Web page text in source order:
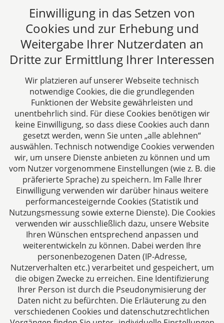
der Wirksamkeit einer Mehrheitsentscheidung
zukommt.
04.06.2015
Beitrag lesen
CTC LEGAL
Aachen
Jülicher Straße 215
52070 Aachen
Deutschland
Tel: +49 241 94621-0
Fax: +49 241 94621-111
E-Mail:kanzlei@dhk-law.com
Über uns
Ihre Ansprechpartner für Fragen rund um
Gesellschaftsrecht, Steuergestaltung und
Vertragsrecht.
Einwilligung in das Setzen von
Cookies und zur Erhebung und
Weitergabe Ihrer Nutzerdaten an
Dritte zur Ermittlung Ihrer Interessen
Wir platzieren auf unserer Webseite technisch
notwendige Cookies, die die grundlegenden
Funktionen der Website gewährleisten und
unentbehrlich sind. Für diese Cookies benötigen wir
keine Einwilligung, so dass diese Cookies auch dann
gesetzt werden, wenn Sie unten „alle ablehnen“
auswählen. Technisch notwendige Cookies verwenden
wir, um unsere Dienste anbieten zu können und um
vom Nutzer vorgenommene Einstellungen (wie z. B. die
präferierte Sprache) zu speichern. Im Falle Ihrer
Einwilligung verwenden wir darüber hinaus weitere
performancesteigernde Cookies (Statistik und
Nutzungsmessung sowie externe Dienste). Die Cookies
verwenden wir ausschließlich dazu, unsere Website
Ihren Wünschen entsprechend anpassen und
weiterentwickeln zu können. Dabei werden Ihre
personenbezogenen Daten (IP-Adresse,
Nutzerverhalten etc.) verarbeitet und gespeichert, um
die obigen Zwecke zu erreichen. Eine Identifizierung
Ihrer Person ist durch die Pseudonymisierung der
Daten nicht zu befürchten. Die Erläuterung zu den
verschiedenen Cookies und datenschutzrechtlichen